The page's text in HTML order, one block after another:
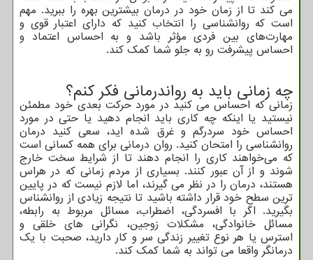
می کند تا از زمان خود در درمان بیشترین بهره را ببرید. مهم
است که روانشناسی را انتخاب کنید که دارای اعتبار قوی و
مهارت‌های بین فردی مؤثر باشد و به احساس اعتماد و
احساس پیشرفت رو به جلو شما کمک ‌کند.
چه زمانی باید به رواندرمانی فکر کنم؟
زمانی که احساس می کنید در مورد حرکت بعدی خود مطمئن
نیستید یا اینکه چه کاری باید انجام دهید یا حتی در مورد
احساس خود سردرگم و غرق شده اید، سعی کنید درمان
روانشناسی را امتحان کنید. روان درمانی برای همه کسانی است
که می‌خواهند کاری را انجام دهند تا از شرایط سخت خارج
شوند و از آن عبور کنند. بسیاری از مردم زمانی که در هراس
هستند، درمان را در نظر می گیرند، اما لازم نیست که در پایین
ترین سطح خود قرار داشته باشید تا نتیجه زیادی از روانشناس
بگیرید. اگر با افسردگی، اضطراب، مسائل مربوط به رابطه،
مسائل خانوادگی، مشکلات زوجین، نگرانی های خلقی و
استرس یا هر نوع تغییر زندگی سر و کار دارید، صحبت با یک
درمانگر واقعا می تواند به شما کمک کند.